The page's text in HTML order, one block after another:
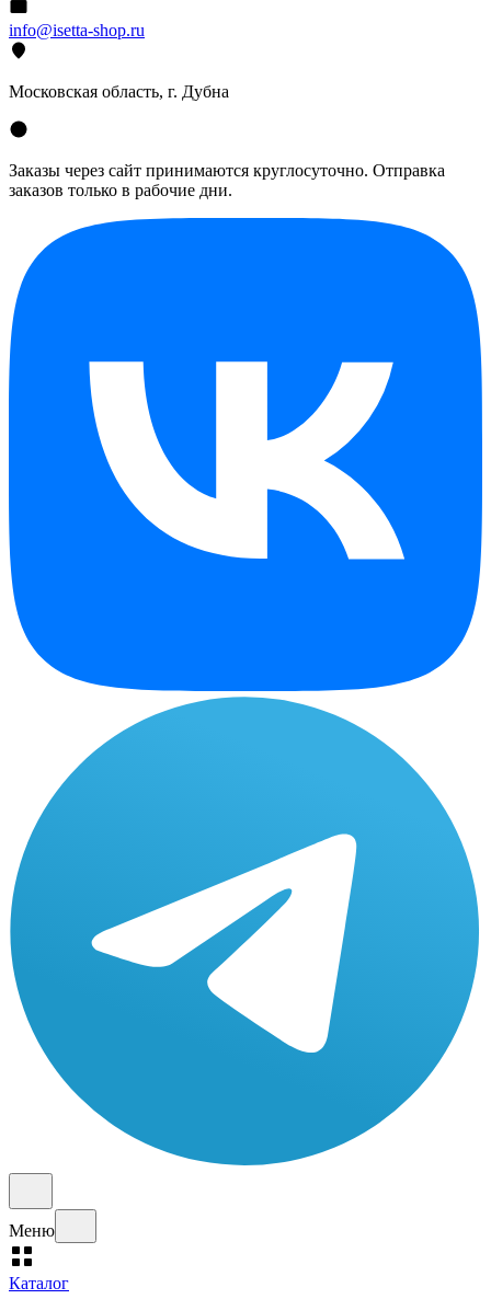
info@isetta-shop.ru
Московская область, г. Дубна
Заказы через сайт принимаются круглосуточно. Отправка
заказов только в рабочие дни.
Меню
Каталог